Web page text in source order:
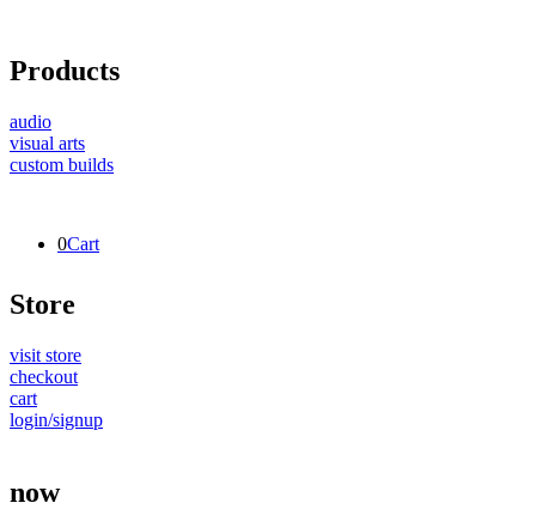
Products
audio
visual arts
custom builds
0Cart
Store
visit store
checkout
cart
login/signup
now